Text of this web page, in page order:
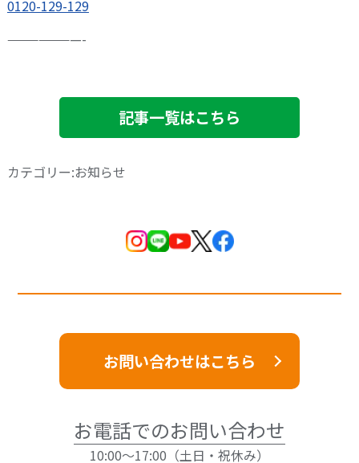
0120-129-129
———————-
記事一覧はこちら
カテゴリー:お知らせ
お問い合わせはこちら
お電話でのお問い合わせ
10:00～17:00（土日・祝休み）